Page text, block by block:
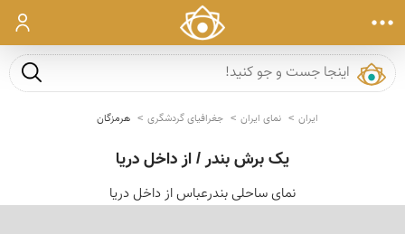
ورود
جست و
ایران نمای ایران جغرافیای گردشگری هرمزگان
یک برش بندر / از داخل دریا
نمای ساحلی بندرعباس از داخل دریا